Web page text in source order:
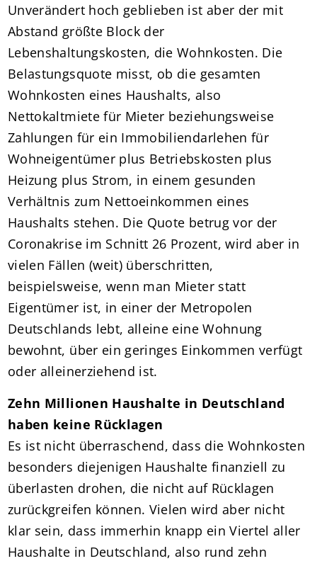
Unverändert hoch geblieben ist aber der mit
Abstand größte Block der
Lebenshaltungskosten, die Wohnkosten. Die
Belastungsquote misst, ob die gesamten
Wohnkosten eines Haushalts, also
Nettokaltmiete für Mieter beziehungsweise
Zahlungen für ein Immobiliendarlehen für
Wohneigentümer plus Betriebskosten plus
Heizung plus Strom, in einem gesunden
Verhältnis zum Nettoeinkommen eines
Haushalts stehen. Die Quote betrug vor der
Coronakrise im Schnitt 26 Prozent, wird aber in
vielen Fällen (weit) überschritten,
beispielsweise, wenn man Mieter statt
Eigentümer ist, in einer der Metropolen
Deutschlands lebt, alleine eine Wohnung
bewohnt, über ein geringes Einkommen verfügt
oder alleinerziehend ist.
Zehn Millionen Haushalte in Deutschland
haben keine Rücklagen
Es ist nicht überraschend, dass die Wohnkosten
besonders diejenigen Haushalte finanziell zu
überlasten drohen, die nicht auf Rücklagen
zurückgreifen können. Vielen wird aber nicht
klar sein, dass immerhin knapp ein Viertel aller
Haushalte in Deutschland, also rund zehn